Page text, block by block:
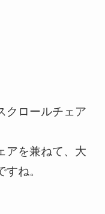
クロールチェア
アを兼ねて、大
ね。